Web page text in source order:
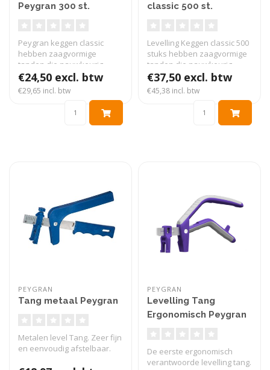
Peygran 300 st.
Peygran keggen classic
hebben zaagvormige
tanden die nauwkeurig
onder de clips w..
€24,50 excl. btw
€29,65 incl. btw
classic 500 st.
Levelling Keggen classic 500
stuks hebben zaagvormige
tanden die nauwkeurig
onde..
€37,50 excl. btw
€45,38 incl. btw
PEYGRAN
Tang metaal Peygran
Metalen level Tang. Zeer fijn
en eenvoudig afstelbaar.
PEYGRAN
Levelling Tang
Ergonomisch Peygran
De eerste ergonomisch
verantwoorde levelling tang.